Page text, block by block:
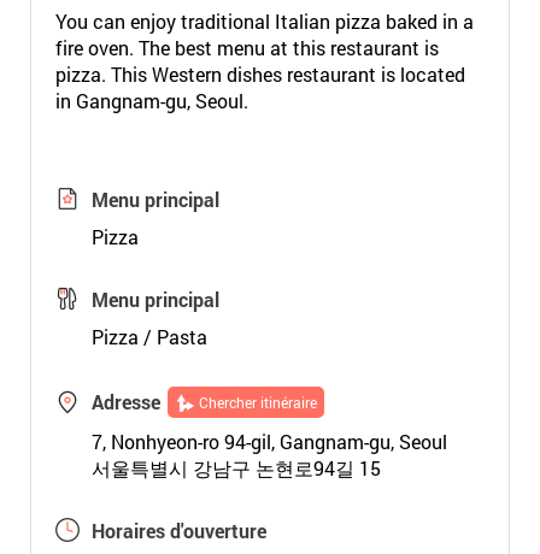
You can enjoy traditional Italian pizza baked in a
fire oven. The best menu at this restaurant is
pizza. This Western dishes restaurant is located
in Gangnam-gu, Seoul.
Menu principal
Pizza
Menu principal
Pizza / Pasta
Adresse Chercher itinéraire
7, Nonhyeon-ro 94-gil, Gangnam-gu, Seoul
서울특별시 강남구 논현로94길 15
Horaires d'ouverture